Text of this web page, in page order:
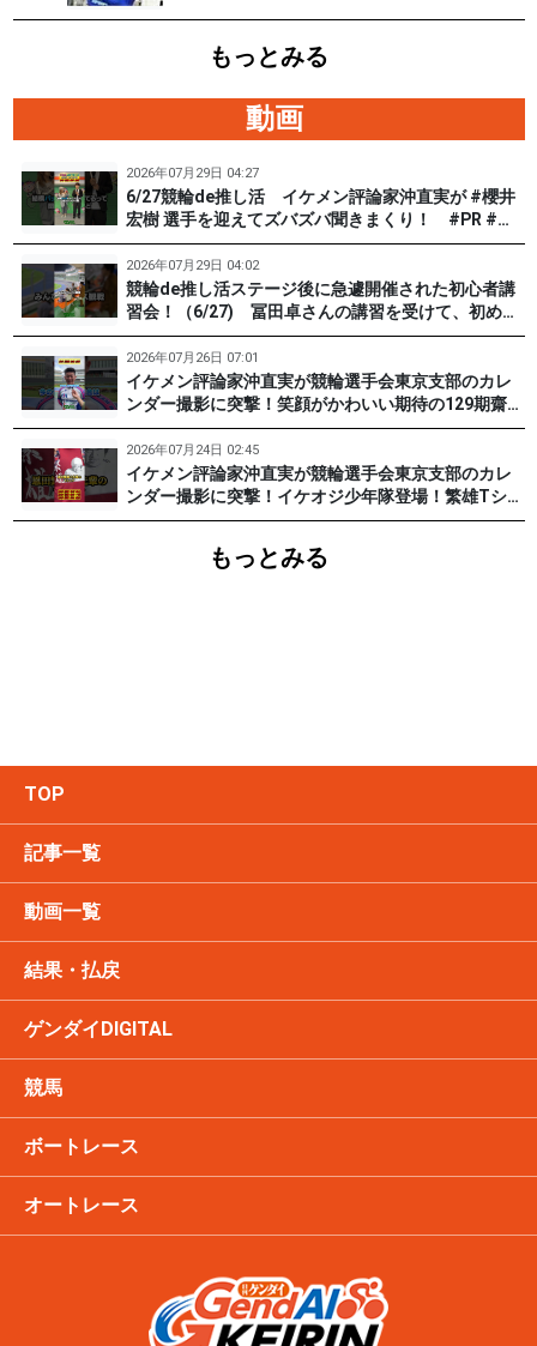
もっとみる
動画
2026年07月29日 04:27
6/27競輪de推し活 イケメン評論家沖直実が #櫻井
宏樹 選手を迎えてズバズバ聞きまくり！ #PR #松
戸けいりん #和田健太郎
2026年07月29日 04:02
競輪de推し活ステージ後に急遽開催された初心者講
習会！（6/27) 冨田卓さんの講習を受けて、初めて
チャレンジした女子たち。果たして…？ #PR #松戸
けいりん #和田健太郎 #沖直実
2026年07月26日 07:01
イケメン評論家沖直実が競輪選手会東京支部のカレ
ンダー撮影に突撃！笑顔がかわいい期待の129期齋藤
宏樹選手登場！ #pr #松戸けいりん
2026年07月24日 02:45
イケメン評論家沖直実が競輪選手会東京支部のカレ
ンダー撮影に突撃！イケオジ少年隊登場！繁雄Tシャ
ツへの思いとは？ #PR #松戸けいりん #川口満広 #
浦山一栄 #市川健太
もっとみる
TOP
記事一覧
動画一覧
結果・払戻
ゲンダイDIGITAL
競馬
ボートレース
オートレース